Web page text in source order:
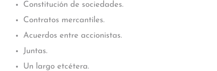
Constitución de sociedades.
Contratos mercantiles.
Acuerdos entre accionistas.
Juntas.
Un largo etcétera.